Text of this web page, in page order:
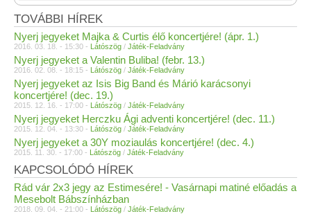
TOVÁBBI HÍREK
Nyerj jegyeket Majka & Curtis élő koncertjére! (ápr. 1.)
2016. 03. 18. - 15:30 - Látószög / Játék-Feladvány
Nyerj jegyeket a Valentin Buliba! (febr. 13.)
2016. 02. 08. - 18:15 - Látószög / Játék-Feladvány
Nyerj jegyeket az Isis Big Band és Márió karácsonyi
koncertjére! (dec. 19.)
2015. 12. 16. - 17:00 - Látószög / Játék-Feladvány
Nyerj jegyeket Herczku Ági adventi koncertjére! (dec. 11.)
2015. 12. 04. - 13:30 - Látószög / Játék-Feladvány
Nyerj jegyeket a 30Y moziaulás koncertjére! (dec. 4.)
2015. 11. 30. - 17:00 - Látószög / Játék-Feladvány
KAPCSOLÓDÓ HÍREK
Rád vár 2x3 jegy az Estimesére! - Vasárnapi matiné előadás a
Mesebolt Bábszínházban
2018. 09. 04. - 21:00 - Látószög / Játék-Feladvány